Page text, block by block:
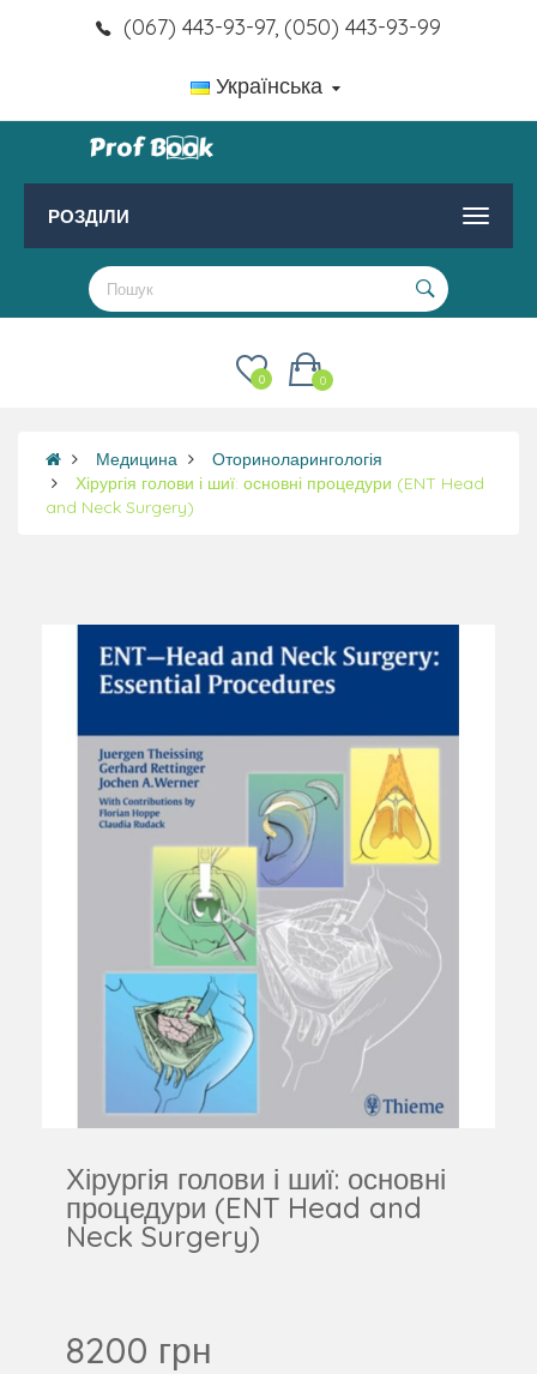
(067) 443-93-97, (050) 443-93-99
Українська
РОЗДІЛИ
0
0
Медицина
Оториноларингологія
Хірургія голови і шиї: основні процедури (ENT Head
and Neck Surgery)
Хірургія голови і шиї: основні
процедури (ENT Head and
Neck Surgery)
8200 грн